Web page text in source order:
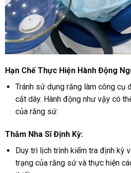
Hạn Chế Thực Hiện Hành Động
Tránh sử dụng răng làm công cụ
cắt dây. Hành động như vậy có
của răng sứ.
Thăm Nha Sĩ Định Kỳ:
Duy trì lịch trình kiểm tra định kỳ
trạng của răng sứ và thực hiện